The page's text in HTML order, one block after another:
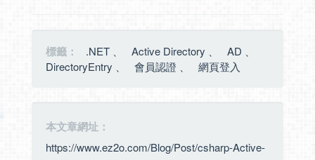
標籤： .NET Active Directory AD
DirectoryEntry
會員認證 網頁登入
本文章網址：
https://www.ez2o.com/Blog/Post/csharp-Active-